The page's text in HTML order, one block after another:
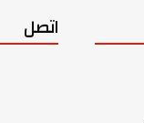
اتصل